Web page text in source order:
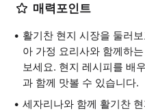
매력포인트
활기찬 현지 시장을 둘러
아 가정 요리사와 함께하
보세요. 현지 레시피를 배
과 함께 맛볼 수 있습니다.
세자리나와 함께 활기찬